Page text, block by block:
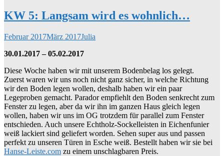
KW 5: Langsam wird es wohnlich…
Februar 2017März 2017Julia
30.01.2017 – 05.02.2017
Diese Woche haben wir mit unserem Bodenbelag los gelegt.
Zuerst waren wir uns noch nicht ganz sicher, in welche Richtung
wir den Boden legen wollen, deshalb haben wir ein paar
Legeproben gemacht. Parador empfiehlt den Boden senkrecht zum
Fenster zu legen, aber da wir ihn im ganzen Haus gleich legen
wollen, haben wir uns im OG trotzdem für parallel zum Fenster
entschieden. Auch unsere Echtholz-Sockelleisten in Eichenfunier
weiß lackiert sind geliefert worden. Sehen super aus und passen
perfekt zu unseren Türen in Esche weiß. Bestellt haben wir sie bei
Hanse-Leiste.com zu einem unschlagbaren Preis.